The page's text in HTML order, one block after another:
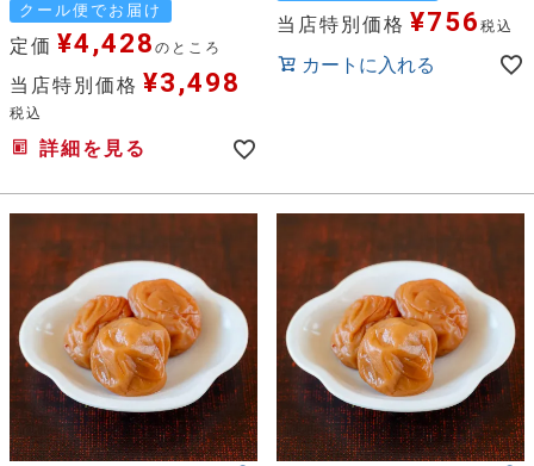
クール便でお届け
定価 ¥4,428 のところ
当店特別価格 ¥3,498
税込
詳細を見る
当店特別価格 ¥756 税込
カートに入れる